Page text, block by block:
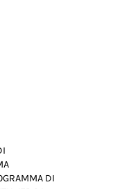
DI